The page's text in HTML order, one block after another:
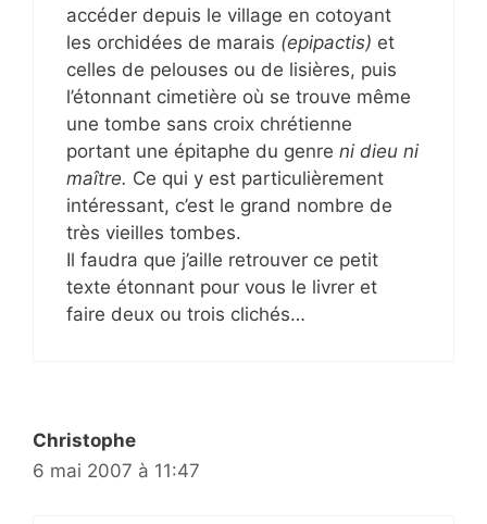
accéder depuis le village en cotoyant
les orchidées de marais (epipactis) et
celles de pelouses ou de lisières, puis
l’étonnant cimetière où se trouve même
une tombe sans croix chrétienne
portant une épitaphe du genre ni dieu ni
maître. Ce qui y est particulièrement
intéressant, c’est le grand nombre de
très vieilles tombes.
Il faudra que j’aille retrouver ce petit
texte étonnant pour vous le livrer et
faire deux ou trois clichés…
Christophe
6 mai 2007 à 11:47